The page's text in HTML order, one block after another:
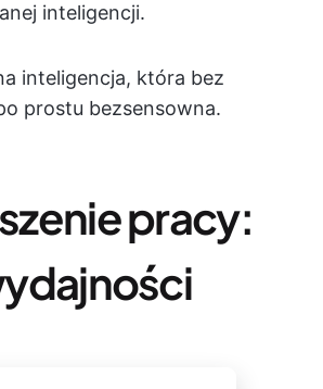
inteligencji.
inteligencja, która bez
prostu bezsensowna.
pracy: